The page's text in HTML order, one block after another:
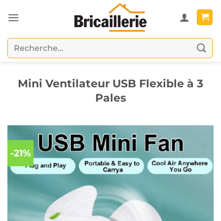
au
Recherche
pour :
Mini Ventilateur USB Flexible à 3
Pales
-21%